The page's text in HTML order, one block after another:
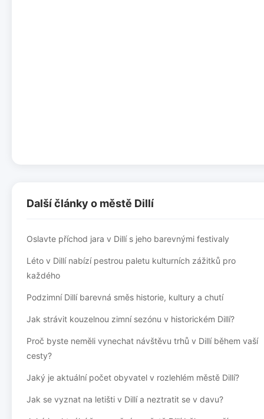
Další články o městě Dillí
Oslavte příchod jara v Dillí s jeho barevnými festivaly
Léto v Dillí nabízí pestrou paletu kulturních zážitků pro
každého
Podzimní Dillí barevná směs historie, kultury a chutí
Jak strávit kouzelnou zimní sezónu v historickém Dillí?
Proč byste neměli vynechat návštěvu trhů v Dillí během vaší
cesty?
Jaký je aktuální počet obyvatel v rozlehlém městě Dillí?
Jak se vyznat na letišti v Dillí a neztratit se v davu?